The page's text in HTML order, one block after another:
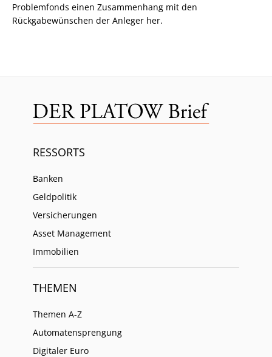
Problemfonds einen Zusammenhang mit den
Rückgabewünschen der Anleger her.
RESSORTS
Banken
Geldpolitik
Versicherungen
Asset Management
Immobilien
THEMEN
Themen A-Z
Automatensprengung
Digitaler Euro